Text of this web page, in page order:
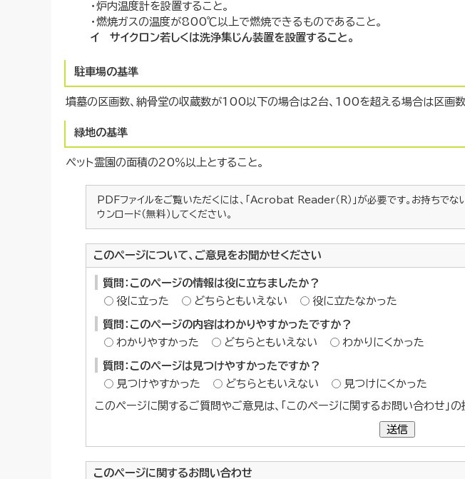
・炉内温度計を設置すること。
・燃焼ガスの温度が800℃以上で燃焼できるものであること。
イ サイクロン若しくは洗浄集じん装置を設置すること。
駐車場の基準
墳墓の区画数、納骨堂の収蔵数が100以下の場合は2台、100を超える場合は区画数
緑地の基準
ペット霊園の面積の20％以上とすること。
PDFファイルをご覧いただくには、「Acrobat Reader（R）」が必要です。お持ちでな
ウンロード（無料）してください。
このページについて、ご意見をお聞かせください
質問：このページの情報は役に立ちましたか？
役に立った
どちらともいえない 役に立たなかった
質問：このページの内容はわかりやすかったですか？
わかりやすかった
どちらともいえない わかりにくかった
質問：このページは見つけやすかったですか？
見つけやすかった
どちらともいえない 見つけにくかった
このページに関するご質問やご意見は、「このページに関するお問い合わせ」
送信
このページに関するお問い合わせ